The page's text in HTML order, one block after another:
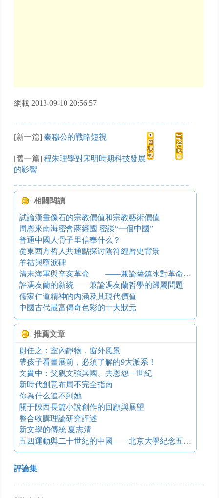
網載 2013-09-10 20:56:57
[新一篇] 秦穆公的戰略短視
[舊一篇] 程朱理學對宋明時期科技發展
的影響
相關閱讀
試論漢畫像石的宗教價值和宗教藝術價值
周恩來南海密會蔣經國 密談“一個中國”
普通中國人骨子里信奉什么？
從東西方哲人共通點探讨陰符經曆史背景
羊祜與墮淚碑
清末海軍與辛亥革命 ——兼論薩鎮冰對革命的態度
評馮友蘭的新統——兼論馮友蘭哲學的歸屬問題
儒家仁道精神的內涵及其現代價值
中國古代最富傳奇色彩的十大狀元
推薦文章
尉任之：室內靜物．窗外風景
帶孩子看畫展前，必須了解的9大派系！
文貫中：父親文強與國、共恩怨一世紀
新時代創意布局不完全指南
你為什么追不到她
關于陜西長篇小說創作的回顧與展望
整合收購理論研究評述
新文學的傳統 夏志清
五四運動與二十世紀的中國——北京大學紀念五四運動８０周年國際學術討論會綜述
評論集